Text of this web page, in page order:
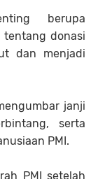
berupa
tentang donasi
dan menjadi
janji
serta
PMI.
PMI setelah